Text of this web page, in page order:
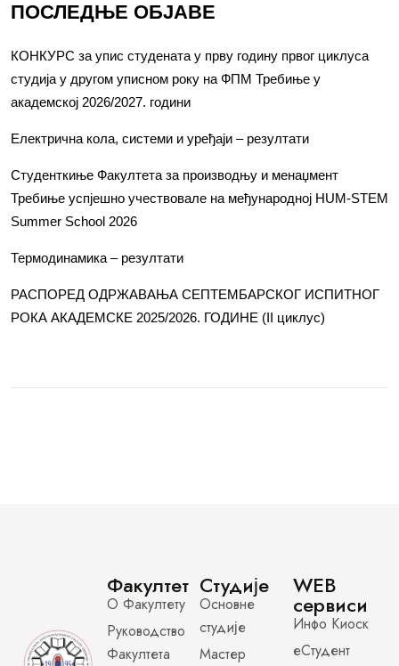
ПОСЛЕДЊЕ ОБЈАВЕ
КОНКУРС за упис студената у прву годину првог циклуса
студија у другом уписном року на ФПМ Требиње у
академској 2026/2027. години
Електрична кола, системи и уређаји – резултати
Студенткиње Факултета за производњу и менаџмент
Требиње успјешно учествовале на међународној HUM-STEM
Summer School 2026
Термодинамика – резултати
РАСПОРЕД ОДРЖАВАЊА СЕПТЕМБАРСКОГ ИСПИТНОГ
РОКА АКАДЕМСКЕ 2025/2026. ГОДИНЕ (II циклус)
Факултет
О Факултету
Руководство
Факултета
Студије
Основне
студије
Мастер
WEB
сервиси
Инфо Киоск
еСтудент